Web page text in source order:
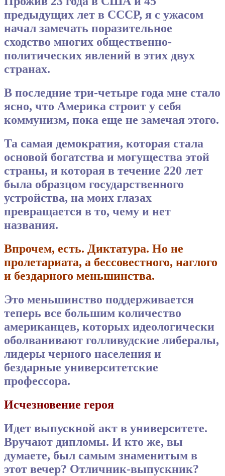
предыдущих лет в СССР, я с ужасом
начал замечать поразительное
сходство многих общественно-
политических явлений в этих двух
странах.
В последние три-четыре года мне стало
ясно, что Америка строит у себя
коммунизм, пока еще не замечая этого.
Та самая демократия, которая стала
основой богатства и могущества этой
страны, и которая в течение 220 лет
была образцом государственного
устройства, на моих глазах
превращается в то, чему и нет
названия.
Впрочем, есть. Диктатура. Но не
пролетариата, а бессовестного, наглого
и бездарного меньшинства.
Это меньшинство поддерживается
теперь все большим количество
американцев, которых идеологически
оболванивают голливудские либералы,
лидеры черного населения и
бездарные университетские
профессора.
Исчезновение героя
Идет выпускной акт в университете.
Вручают дипломы. И кто же, вы
думаете, был самым знаменитым в
этот вечер? Отличник-выпускник?